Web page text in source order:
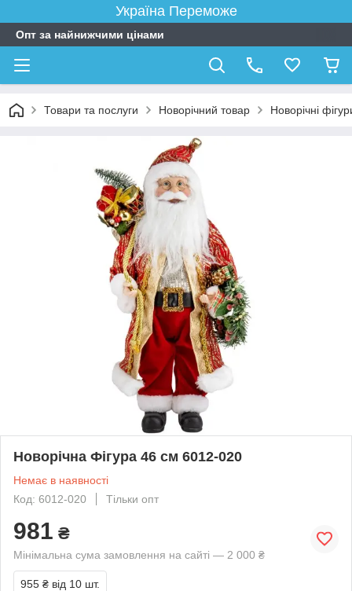
Україна Переможе
Опт за найнижчими цінами
Товари та послуги Новорічний товар Новорічні
Новорічна Фігура 46 см 6012-020
Немає в наявності
Код: 6012-020
Тільки опт
981 ₴
Мінімальна сума замовлення на сайті — 2 000 ₴
955 ₴ від 10 шт.